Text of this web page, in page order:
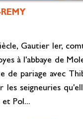
Gautier Ier,
à l'abbaye de
de pariage avec
les seigneuries
et Pol...